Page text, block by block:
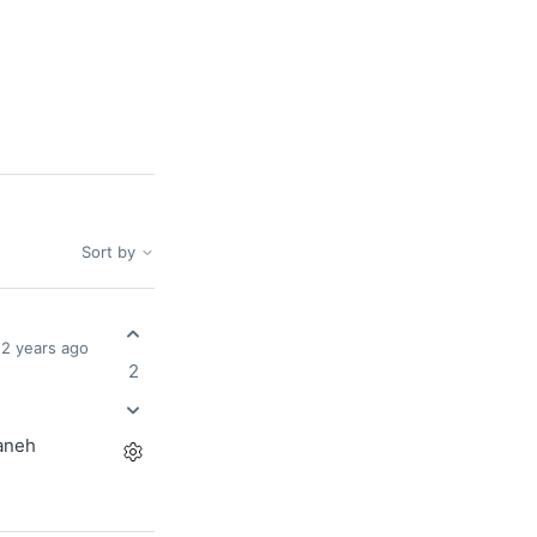
Sort by
2 years ago
2